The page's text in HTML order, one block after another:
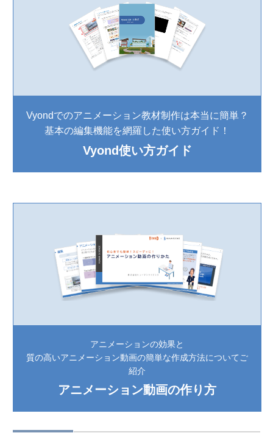
Vyondでのアニメーション教材制作は本当に簡単？
基本の編集機能を網羅した使い方ガイド！
Vyond使い方ガイド
アニメーションの効果と
質の高いアニメーション動画の簡単な作成方法についてご
紹介
アニメーション動画の作り方